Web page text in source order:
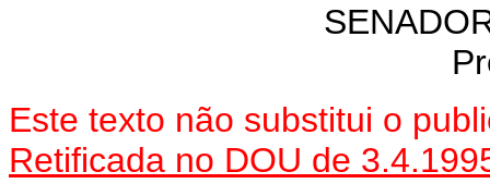
Este texto não substitui o
Retificada no DOU de